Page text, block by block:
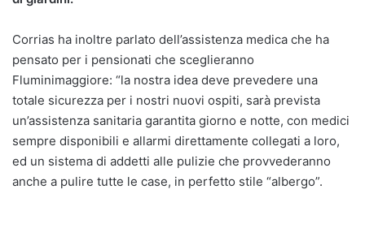
Corrias ha inoltre parlato dell’assistenza medica che ha
pensato per i pensionati che sceglieranno
Fluminimaggiore: “la nostra idea deve prevedere una
totale sicurezza per i nostri nuovi ospiti, sarà prevista
un’assistenza sanitaria garantita giorno e notte, con medici
sempre disponibili e allarmi direttamente collegati a loro,
ed un sistema di addetti alle pulizie che provvederanno
anche a pulire tutte le case, in perfetto stile “albergo”.